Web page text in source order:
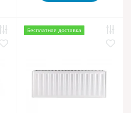
Бесплатная доставка